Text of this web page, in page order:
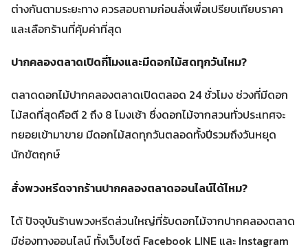
ต่างกันตามระยะทาง ควรสอบถามก่อนสั่งเพื่อเปรียบเทียบราคา
และเลือกร้านที่คุ้มค่าที่สุด
ปากคลองตลาดเปิดกี่โมงและมีดอกไม้สดทุกวันไหม?
ตลาดดอกไม้ปากคลองตลาดเปิดตลอด 24 ชั่วโมง ช่วงที่มีดอก
ไม้สดที่สุดคือตี 2 ถึง 8 โมงเช้า ซึ่งดอกไม้จากสวนทั่วประเทศจะ
ทยอยเข้ามาขาย มีดอกไม้สดทุกวันตลอดทั้งปีรวมถึงวันหยุด
นักขัตฤกษ์
สั่งพวงหรีดจากร้านปากคลองตลาดออนไลน์ได้ไหม?
ได้ ปัจจุบันร้านพวงหรีดส่วนใหญ่ที่รับดอกไม้จากปากคลองตลาด
มีช่องทางออนไลน์ ทั้งเว็บไซต์ Facebook LINE และ Instagram